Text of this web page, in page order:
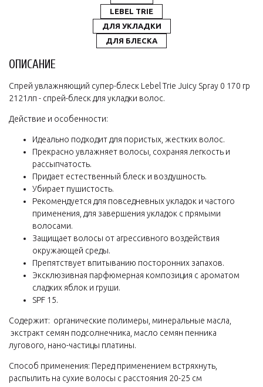
LEBEL TRIE
ДЛЯ УКЛАДКИ
ДЛЯ БЛЕСКА
ОПИСАНИЕ
Спрей увлажняющий супер-блеск Lebel Trie Juicy Spray 0 170 гр
2121лп - спрей-блеск для укладки волос.
Действие и особенности:
Идеально подходит для пористых, жестких волос.
Прекрасно увлажняет волосы, сохраняя легкость и
рассыпчатость.
Придает естественный блеск и воздушность.
Убирает пушистость.
Рекомендуется для повседневных укладок и частого
применения, для завершения укладок с прямыми
волосами.
Защищает волосы от агрессивного воздействия
окружающей среды.
Препятствует впитыванию посторонних запахов.
Эксклюзивная парфюмерная композиция с ароматом
сладких яблок и груши.
SPF 15.
Содержит: органические полимеры, минеральные масла,
экстракт семян подсолнечника, масло семян пенника
лугового, нано-частицы платины.
Способ применения: Перед применением встряхнуть,
распылить на сухие волосы с расстояния 20-25 см